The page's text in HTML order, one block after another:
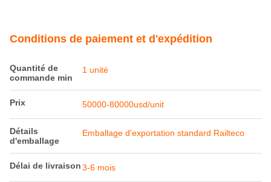
Conditions de paiement et d'expédition
Quantité de
commande min
1 unité
Prix 50000-80000usd/unit
Détails
d'emballage
Emballage d'exportation standard Railteco
Délai de livraison3-6 mois